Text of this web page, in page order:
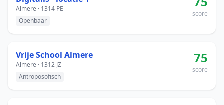
Almere · 1314 PE
Openbaar
score
Vrije School Almere
Almere · 1312 JZ
Antroposofisch
75
score